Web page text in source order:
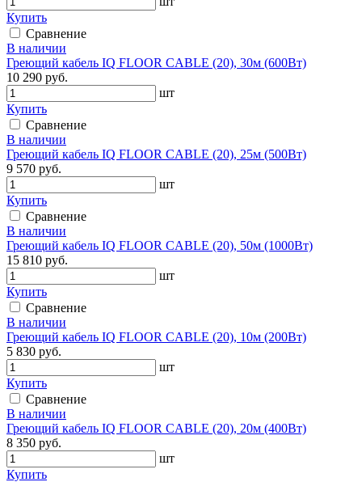
Купить
Сравнение
В наличии
Греющий кабель IQ FLOOR CABLE (20), 30м (600Вт)
10 290 руб.
шт
Купить
Сравнение
В наличии
Греющий кабель IQ FLOOR CABLE (20), 25м (500Вт)
9 570 руб.
шт
Купить
Сравнение
В наличии
Греющий кабель IQ FLOOR CABLE (20), 50м (1000Вт)
15 810 руб.
шт
Купить
Сравнение
В наличии
Греющий кабель IQ FLOOR CABLE (20), 10м (200Вт)
5 830 руб.
шт
Купить
Сравнение
В наличии
Греющий кабель IQ FLOOR CABLE (20), 20м (400Вт)
8 350 руб.
шт
Купить